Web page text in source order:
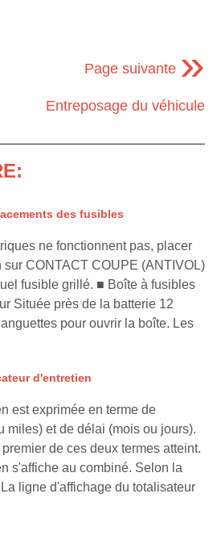
Page suivante »
Entreposage du véhicule
des fusibles
ne fonctionnent pas, placer
sur CONTACT COUPE (ANTIVOL)
fusible grillé. ■ Boîte à fusibles
Située près de la batterie 12
pour ouvrir la boîte. Les
d'entretien
est exprimée en terme de
miles) et de délai (mois ou jours).
de ces deux termes atteint.
s'affiche au combiné. Selon la
ligne d'affichage du totalisateur